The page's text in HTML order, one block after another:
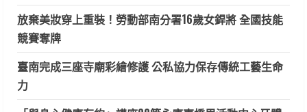
放棄美妝穿上重裝！勞動部南分署16歲女銲將 全國技能
競賽奪牌
臺南完成三座寺廟彩繪修護 公私協力保存傳統工藝生命
力